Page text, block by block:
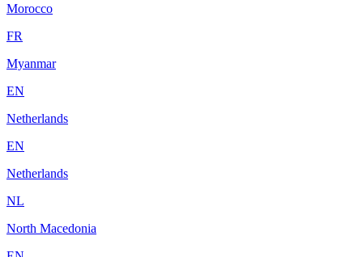
Morocco
FR
Myanmar
EN
Netherlands
EN
Netherlands
NL
North Macedonia